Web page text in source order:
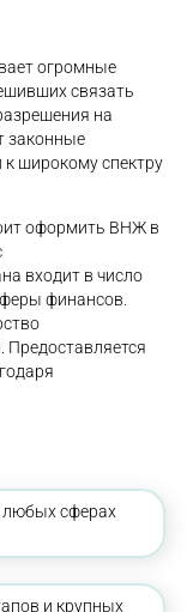
огромные
связать
на
законные
широкому спектру
оформить ВНЖ в
входит в число
финансов.
Предоставляется
любых сферах
и крупных